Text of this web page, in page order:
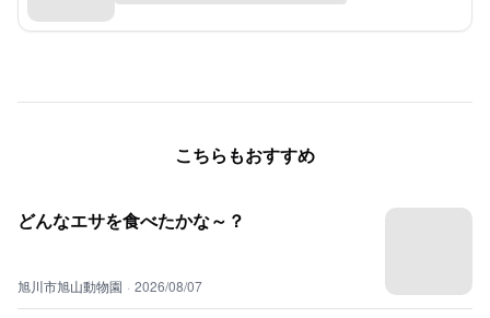
こちらもおすすめ
どんなエサを食べたかな～？
旭川市旭山動物園 · 2026/08/07